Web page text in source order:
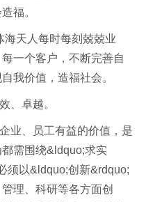
福。
海天人每时每刻兢兢业
一个客户，不断完善自
我价值，造福社会。
、卓越。
业、员工有益的价值，是
需围绕&ldquo;求实
须以&ldquo;创新&rdquo;
理、科研等各方面创